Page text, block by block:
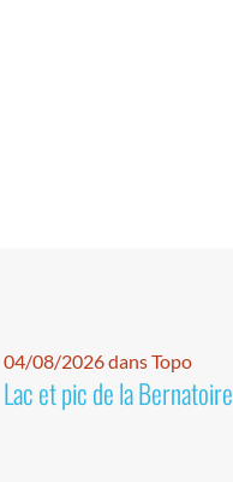
04/08/2026 dans Topo
Lac et pic de la Bernatoire